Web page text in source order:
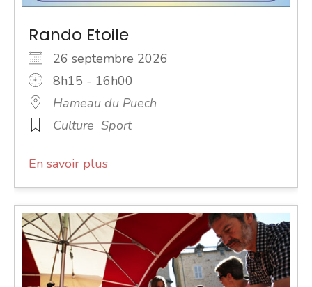
Rando Etoile
26 septembre 2026
8h15 - 16h00
Hameau du Puech
Culture Sport
En savoir plus